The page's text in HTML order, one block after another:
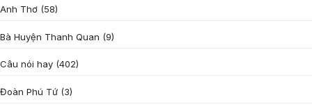
Anh Thơ (58)
Bà Huyện Thanh Quan (9)
Câu nói hay (402)
Đoàn Phú Tứ (3)